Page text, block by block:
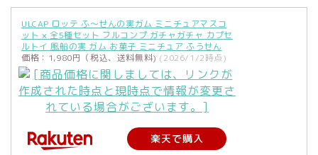
ULCAP ロッテ ふ～せんの実ガム ミニチュアマスコ
ット × 全5種セット フルコンプ ガチャガチャ カプセ
ルトイ 風船の実 ガム お菓子 ミニチュア ふうせん
価格：1,980円（税込、送料無料) (2026/1/2時点)
楽天で購入